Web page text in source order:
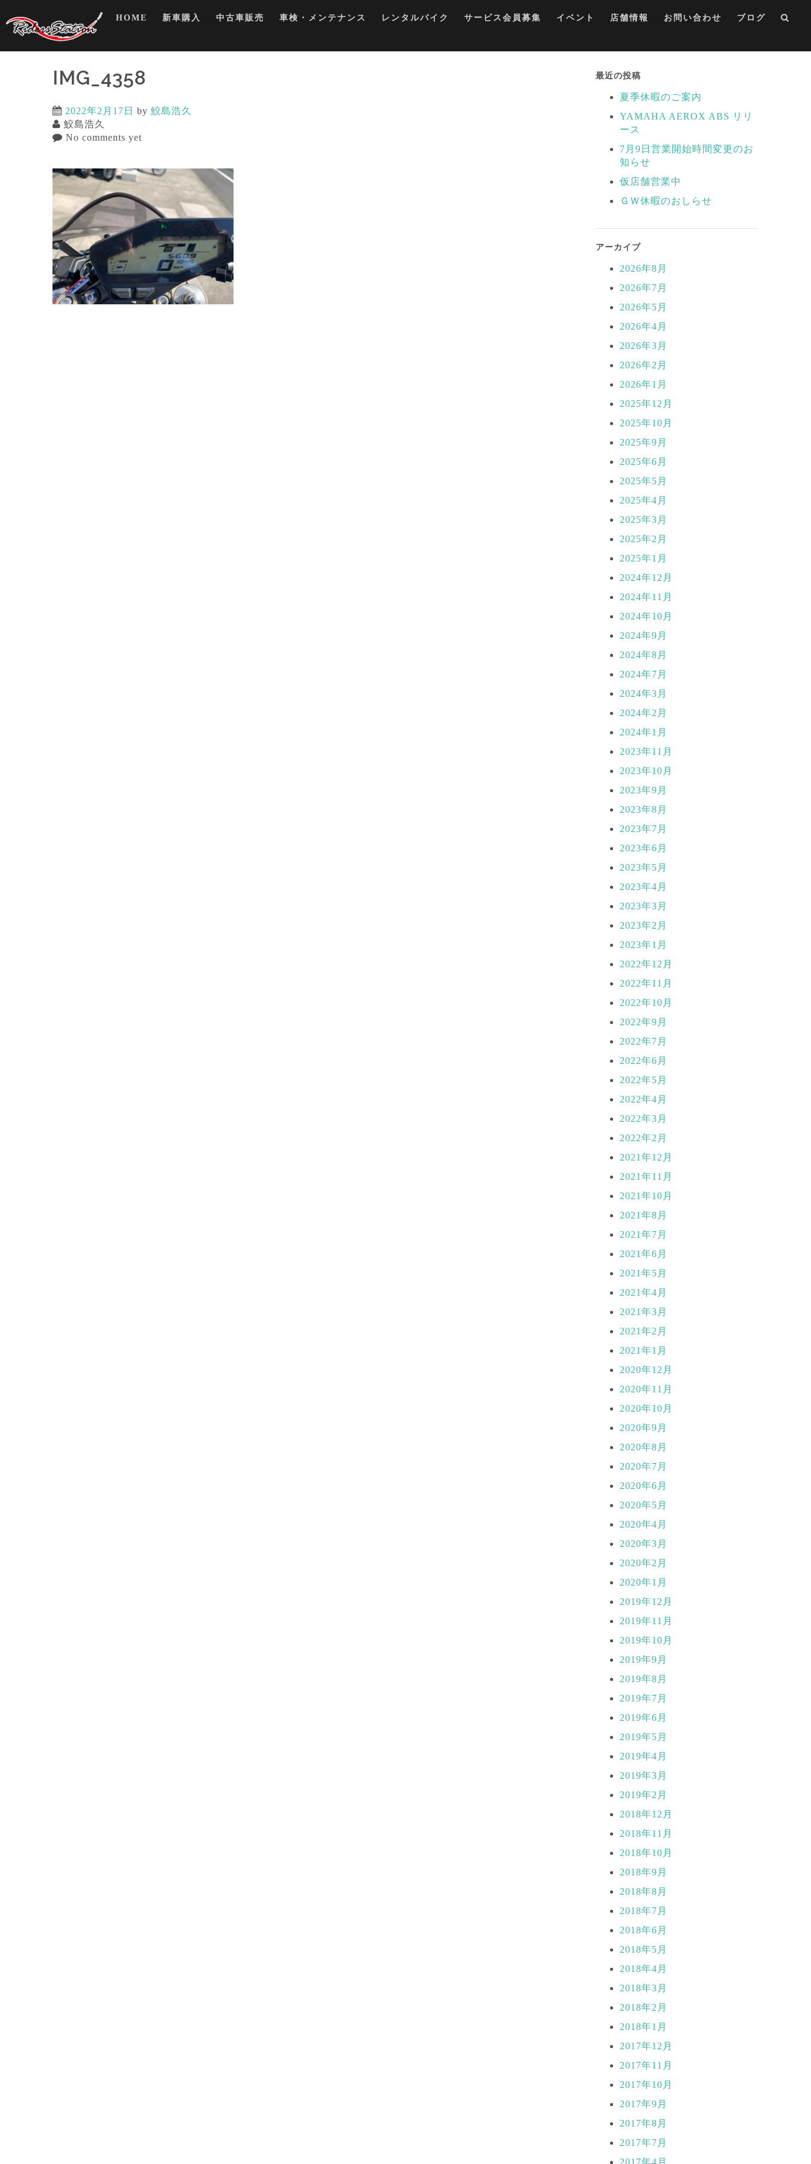
to
content
HOME 新車購入 中古車販売 車検・メンテナンス レンタルバイク サービス会員募集 イベント 店舗情報 お問い合わせ ブログ
IMG_4358
2022年2月17日 by 鮫島浩久
鮫島浩久
No comments yet
最近の投稿
夏季休暇のご案内
YAMAHA AEROX ABS リリ
ース
7月9日営業開始時間変更のお
知らせ
仮店舗営業中
ＧＷ休暇のおしらせ
アーカイブ
2026年8月
2026年7月
2026年5月
2026年4月
2026年3月
2026年2月
2026年1月
2025年12月
2025年10月
2025年9月
2025年6月
2025年5月
2025年4月
2025年3月
2025年2月
2025年1月
2024年12月
2024年11月
2024年10月
2024年9月
2024年8月
2024年7月
2024年3月
2024年2月
2024年1月
2023年11月
2023年10月
2023年9月
2023年8月
2023年7月
2023年6月
2023年5月
2023年4月
2023年3月
2023年2月
2023年1月
2022年12月
2022年11月
2022年10月
2022年9月
2022年7月
2022年6月
2022年5月
2022年4月
2022年3月
2022年2月
2021年12月
2021年11月
2021年10月
2021年8月
2021年7月
2021年6月
2021年5月
2021年4月
2021年3月
2021年2月
2021年1月
2020年12月
2020年11月
2020年10月
2020年9月
2020年8月
2020年7月
2020年6月
2020年5月
2020年4月
2020年3月
2020年2月
2020年1月
2019年12月
2019年11月
2019年10月
2019年9月
2019年8月
2019年7月
2019年6月
2019年5月
2019年4月
2019年3月
2019年2月
2018年12月
2018年11月
2018年10月
2018年9月
2018年8月
2018年7月
2018年6月
2018年5月
2018年4月
2018年3月
2018年2月
2018年1月
2017年12月
2017年11月
2017年10月
2017年9月
2017年8月
2017年7月
2017年4月